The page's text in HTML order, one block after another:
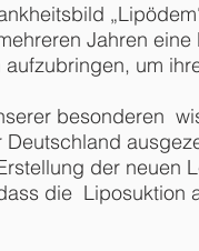
Jahren
um
besonderen
der neuen
die Liposuktion